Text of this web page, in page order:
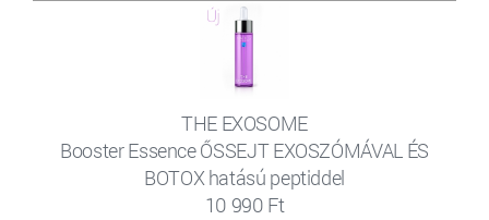
THE EXOSOME
Booster Essence ŐSSEJT EXOSZÓMÁVAL ÉS
BOTOX hatású peptiddel
10 990 Ft